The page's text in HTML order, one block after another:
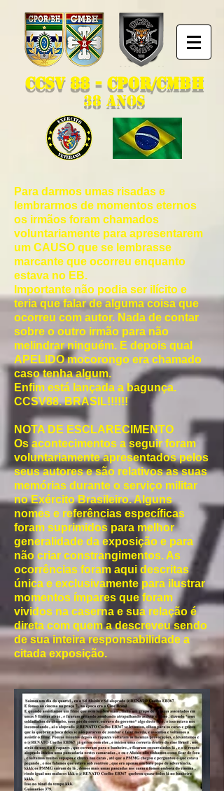
CCSv 88 - CPOR/CMBH
38 Anos
Para darmos umas risadas e
lembrarmos de momentos eternos
os irmãos foram chamados
voluntariamente para apresentarem
um CAUSO que se lembrasse
marcante que ocorreu enquanto
estava no EB.
Importante não podia ser ilícito e
teria que falar de alguma coisa que
ocorreu com autor. Nada de contar
sobre o outro irmão para não
melindrar ninguém. E depois qual
APELIDO mocorongo era chamado
caso tenha algum.
Enfim está lançada a bagunça.
CCSV88. BRASIL!!!!!!
NOTA DE ESCLARECIMENTO
Os acontecimentos a seguir foram
voluntariamente apresentados pelos
seus autores e são relativos as suas
memórias durante o serviço militar
no Exército Brasileiro. Alguns
nomes e referências específicas
foram suprimidos para melhor
generalidade da exposição e para
não criar constrangimentos. As
ocorrências foram aqui descritas
única e exclusivamente para ilustrar
momentos ímpares que foram
vividos na caserna e sua relação é
direta com quem a descreveu sendo
de sua inteira responsabilidade a
citada exposição.